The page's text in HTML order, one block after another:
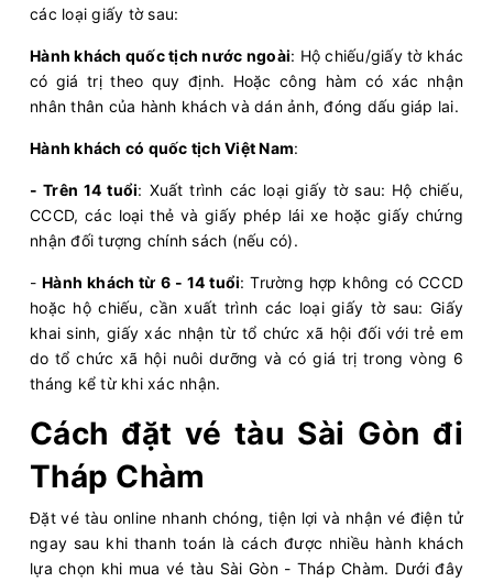
các loại giấy tờ sau:
Hành khách quốc tịch nước ngoài: Hộ chiếu/giấy tờ khác
có giá trị theo quy định. Hoặc công hàm có xác nhận
nhân thân của hành khách và dán ảnh, đóng dấu giáp lai.
Hành khách có quốc tịch Việt Nam:
- Trên 14 tuổi: Xuất trình các loại giấy tờ sau: Hộ chiếu,
CCCD, các loại thẻ và giấy phép lái xe hoặc giấy chứng
nhận đối tượng chính sách (nếu có).
-Hành khách từ 6 - 14 tuổi: Trường hợp không có CCCD
hoặc hộ chiếu, cần xuất trình các loại giấy tờ sau: Giấy
khai sinh, giấy xác nhận từ tổ chức xã hội đối với trẻ em
do tổ chức xã hội nuôi dưỡng và có giá trị trong vòng 6
tháng kể từ khi xác nhận.
Cách đặt vé tàu Sài Gòn đi
Tháp Chàm
Đặt vé tàu online nhanh chóng, tiện lợi và nhận vé điện tử
ngay sau khi thanh toán là cách được nhiều hành khách
lựa chọn khi mua vé tàu Sài Gòn - Tháp Chàm. Dưới đây